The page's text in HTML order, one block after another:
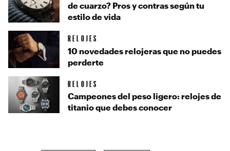
de cuarzo? Pros y contras según tu
estilo de vida
RELOJES
10 novedades relojeras que no puedes
perderte
RELOJES
Campeones del peso ligero: relojes de
titanio que debes conocer